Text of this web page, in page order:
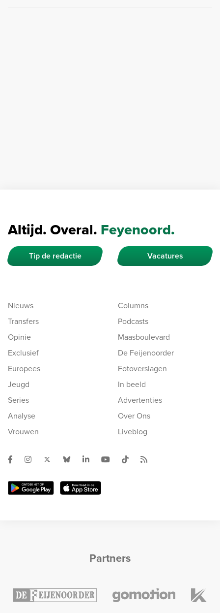
Altijd. Overal. Feyenoord.
Tip de redactie Vacatures
Nieuws
Transfers
Opinie
Exclusief
Europees
Jeugd
Series
Analyse
Vrouwen
Columns
Podcasts
Maasboulevard
De Feijenoorder
Fotoverslagen
In beeld
Advertenties
Over Ons
Liveblog
Partners